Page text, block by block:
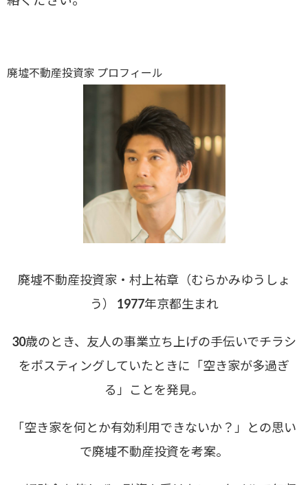
廃墟不動産投資家 プロフィール
廃墟不動産投資家・村上祐章（むらかみゆうしょ
う） 1977年京都生まれ
30歳のとき、友人の事業立ち上げの手伝いでチラシ
をポスティングしていたときに「空き家が多過ぎ
る」ことを発見。
「空き家を何とか有効利用できないか？」との思い
で廃墟不動産投資を考案。